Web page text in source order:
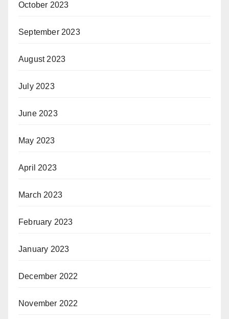
October 2023
September 2023
August 2023
July 2023
June 2023
May 2023
April 2023
March 2023
February 2023
January 2023
December 2022
November 2022